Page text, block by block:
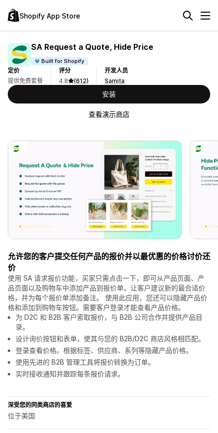
Shopify App Store
SA Request a Quote, Hide Price
Built for Shopify
定价
提供免费套餐
评分
4.8
(612)
开发人员
Samita
安装
查看演示商店
允许您的客户提交任何产品的报价并以最优惠的价格讨价还
价
使用 SA 请求报价功能，买家只需点击一下，即可从产品页面、产
品页面以及购物车中添加产品到报价单。让客户建议新的最合适价
格，并为每个报价单添加备注。 使用此应用，您还可以隐藏产品价
格和添加到购物车按钮。需要客户登录才能查看产品价格。
为 D2C 和 B2B 客户索取报价，与 B2B 公司合作并提供产品目
录。
设计询价按钮和表单，使其与您的 B2B/D2C 商店风格相匹配。
登录查看价格。根据标签、供应商、系列等隐藏产品价格。
使用先进的 B2B 管理工具将报价转换为订单。
实时接收通知并跟踪每条报价请求。
深受您的同类商店的喜爱
位于美国